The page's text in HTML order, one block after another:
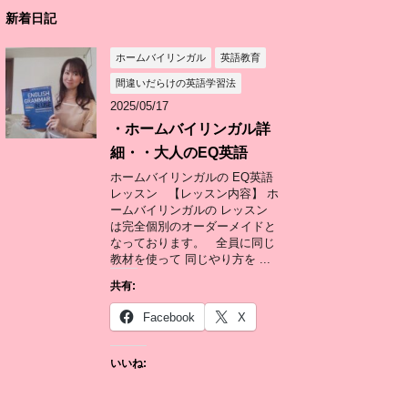
新着日記
ホームバイリンガル 英語教育
間違いだらけの英語学習法
2025/05/17
・ホームバイリンガル詳
細・・大人のEQ英語
ホームバイリンガルの EQ英語
レッスン 【レッスン内容】 ホ
ームバイリンガルの レッスン
は完全個別のオーダーメイドと
なっております。 全員に同じ
教材を使って 同じやり方を ...
共有:
Facebook X
いいね: